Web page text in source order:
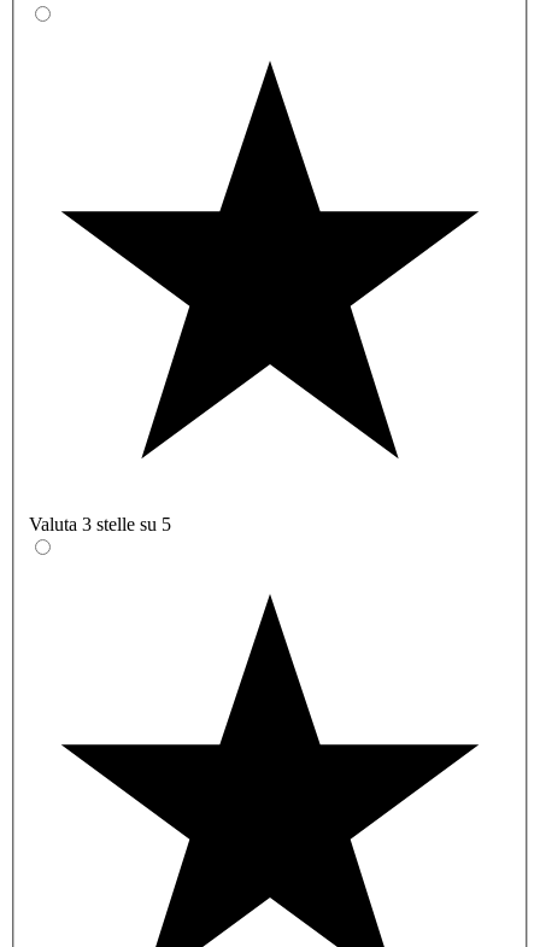
Valuta 3 stelle su 5